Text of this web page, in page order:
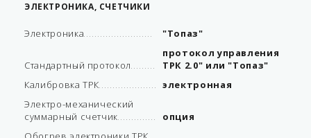
ЭЛЕКТРОНИКА, СЧЕТЧИКИ
Электроника "Топаз"
Стандартный протокол
протокол управления
ТРК 2.0" или "Топаз"
Калибровка ТРК
электронная
Электро-механический
суммарный счетчик
опция